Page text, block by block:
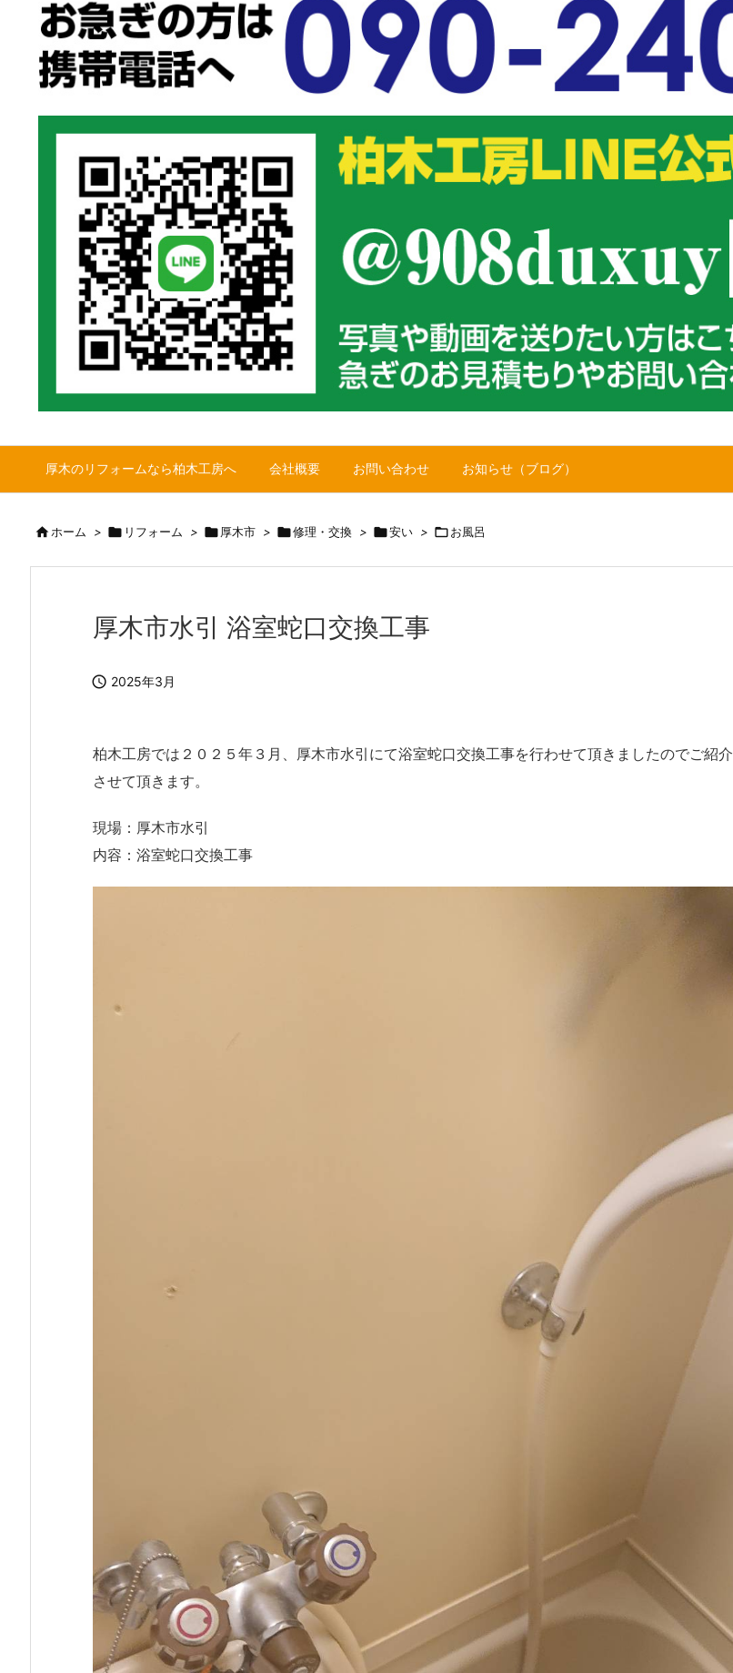
厚木のリフォームなら柏木工房へ 会社概要 お問い合わせ お知らせ（ブログ）
ホーム >  リフォーム > 厚木市 > 修理・交換 > 安い > お風呂
厚木市水引 浴室蛇口交換工事
 2025年3月
柏木工房では２０２５年３月、厚木市水引にて浴室蛇口交換工事を行わせて頂きましたのでご紹介
させて頂きます。
現場：厚木市水引
内容：浴室蛇口交換工事